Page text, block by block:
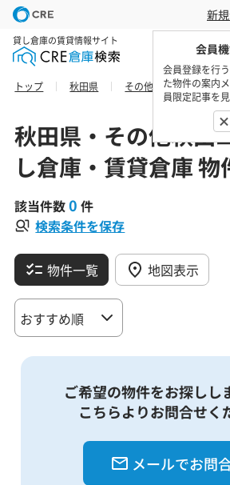
新
会員
会員登録を行
た物件の案内
員限定記事を
貸し倉庫の賃貸情報サイト
トップ 秋田県 その他秋田エリア
秋田県・その他秋田
し倉庫・賃貸倉庫 物
該当件数0 件
検索条件を保存
物件一覧 地図表示
ご希望の物件をお探しし
こちらよりお問合せく
メールでお問